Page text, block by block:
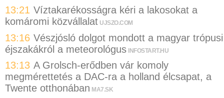
13:21 Víztakarékosságra kéri a lakosokat a
komáromi közvállalat UJSZO.COM
13:16 Vészjósló dolgot mondott a magyar trópusi
éjszakákról a meteorológus INFOSTART.HU
13:13 A Grolsch-erődben vár komoly
megmérettetés a DAC-ra a holland élcsapat, a
Twente otthonában MA7.SK